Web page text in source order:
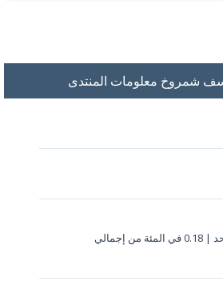
شمروخ معلومات المنتدى
1 (0 مشاركات في اليوم الواحد | 0.18 في المئة من إجمالي